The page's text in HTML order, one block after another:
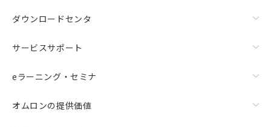
ダウンロードセンタ
サービスサポート
eラーニング・セミナ
オムロンの提供価値